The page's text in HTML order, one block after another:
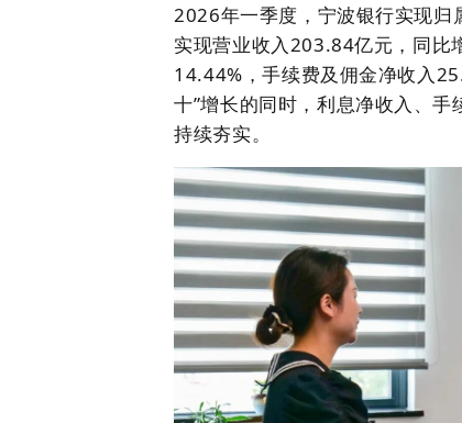
2026年一季度，宁波银行实现归
实现营业收入203.84亿元，同比
14.44%，手续费及佣金净收入
十”增长的同时，利息净收入、
持续夯实。